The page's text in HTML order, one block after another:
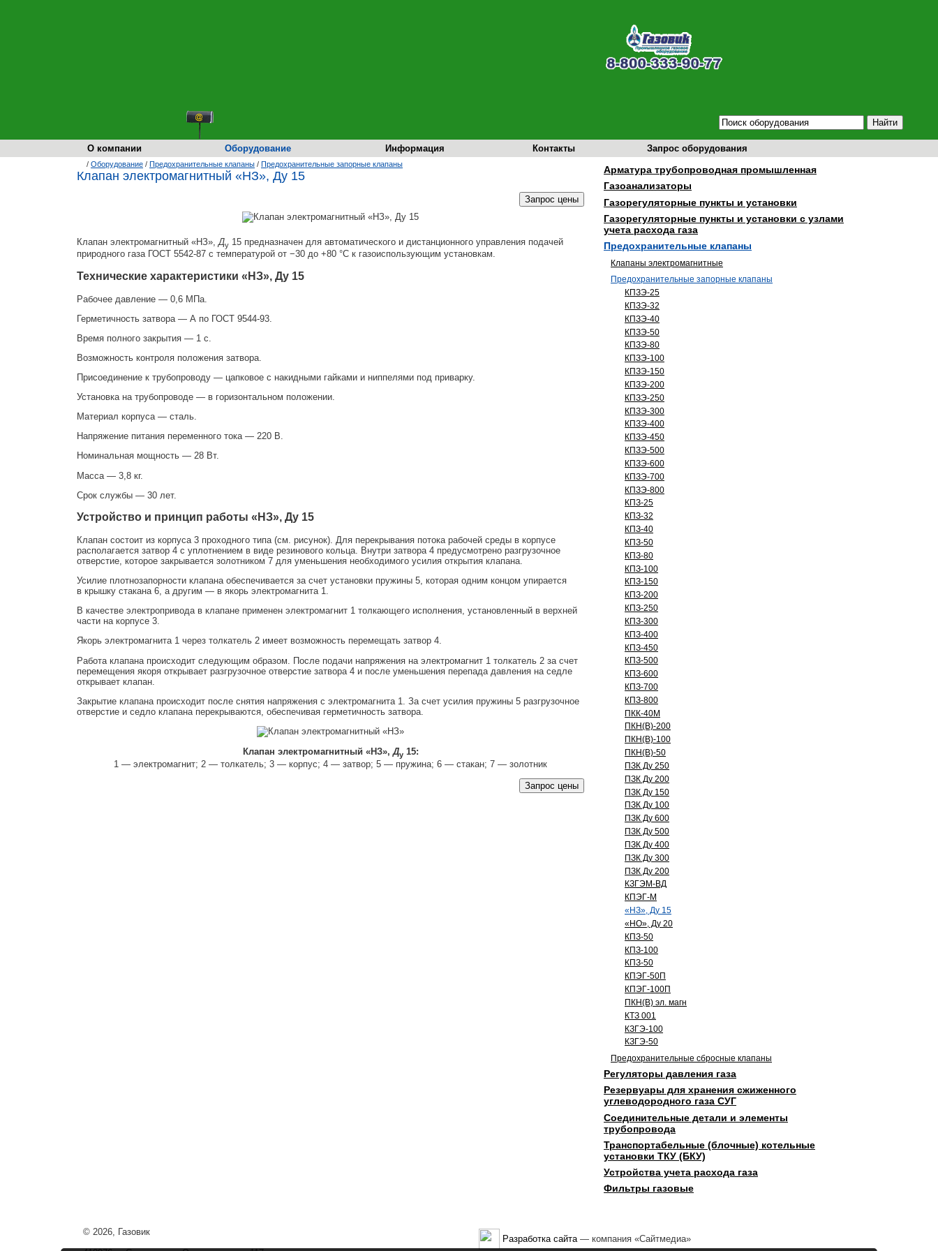
О компании Оборудование Информация Контакты Запрос оборудования
/ Оборудование / Предохранительные клапаны / Предохранительные запорные клапаны
Клапан электромагнитный «НЗ», Ду 15
Клапан электромагнитный «НЗ», Ду 15 предназначен для автоматического и дистанционного управления подачей
природного газа ГОСТ 5542-87 с температурой от −30 до +80 °С к газоиспользующим установкам.
Технические характеристики «НЗ», Ду 15
Рабочее давление — 0,6 МПа.
Герметичность затвора — А по ГОСТ 9544-93.
Время полного закрытия — 1 с.
Возможность контроля положения затвора.
Присоединение к трубопроводу — цапковое с накидными гайками и ниппелями под приварку.
Установка на трубопроводе — в горизонтальном положении.
Материал корпуса — сталь.
Напряжение питания переменного тока — 220 В.
Номинальная мощность — 28 Вт.
Масса — 3,8 кг.
Срок службы — 30 лет.
Устройство и принцип работы «НЗ», Ду 15
Клапан состоит из корпуса 3 проходного типа (см. рисунок). Для перекрывания потока рабочей среды в корпусe
располагается затвор 4 с уплотнением в виде резинового кольца. Внутри затвора 4 предусмотрено разгрузочное
отверстие, которое закрывается золотником 7 для уменьшения необходимого усилия открытия клапана.
Усилие плотнозапорности клапана обеспечивается за счет установки пружины 5, которая одним концом упирается
в крышку стакана 6, а другим — в якорь электромагнита 1.
В качестве электропривода в клапане применен электромагнит 1 толкающего исполнения, установленный в верхней
части на корпусе 3.
Якорь электромагнита 1 через толкатель 2 имеет возможность перемещать затвор 4.
Работа клапана происходит следующим образом. После подачи напряжения на электромагнит 1 толкатель 2 за счет
перемещения якоря открывает разгрузочное отверстие затвора 4 и после уменьшения перепада давления на седле
открывает клапан.
Закрытие клапана происходит после снятия напряжения с электромагнита 1. За счет усилия пружины 5 разгрузочное
отверстие и седло клапана перекрываются, обеспечивая герметичность затвора.
Клапан электромагнитный «НЗ», Ду15:
1 — электромагнит; 2 — толкатель; 3 — корпус; 4 — затвор; 5 — пружина; 6 — стакан; 7 — золотник
Арматура трубопроводная промышленная
Газоанализаторы
Газорегуляторные пункты и установки
Газорегуляторные пункты и установки с узлами
учета расхода газа
Предохранительные клапаны
Клапаны электромагнитные
Предохранительные запорные клапаны
КПЗЭ-25
КПЗЭ-32
КПЗЭ-40
КПЗЭ-50
КПЗЭ-80
КПЗЭ-100
КПЗЭ-150
КПЗЭ-200
КПЗЭ-250
КПЗЭ-300
КПЗЭ-400
КПЗЭ-450
КПЗЭ-500
КПЗЭ-600
КПЗЭ-700
КПЗЭ-800
КПЗ-25
КПЗ-32
КПЗ-40
КПЗ-50
КПЗ-80
КПЗ-100
КПЗ-150
КПЗ-200
КПЗ-250
КПЗ-300
КПЗ-400
КПЗ-450
КПЗ-500
КПЗ-600
КПЗ-700
КПЗ-800
ПКК-40М
ПКН(В)-200
ПКН(В)-100
ПКН(В)-50
ПЗК Ду 250
ПЗК Ду 200
ПЗК Ду 150
ПЗК Ду 100
ПЗК Ду 600
ПЗК Ду 500
ПЗК Ду 400
ПЗК Ду 300
ПЗК Ду 200
КЗГЭМ-ВД
КПЭГ-М
«НЗ», Ду 15
«НО», Ду 20
КПЗ-50
КПЗ-100
КПЗ-50
КПЭГ-50П
КПЭГ-100П
ПКН(В) эл. магн
КТЗ 001
КЗГЭ-100
КЗГЭ-50
Предохранительные сбросные клапаны
Регуляторы давления газа
Резервуары для хранения сжиженного
углеводородного газа СУГ
Соединительные детали и элементы
трубопровода
Транспортабельные (блочные) котельные
установки ТКУ (БКУ)
Устройства учета расхода газа
Фильтры газовые
© 2026, Газовик
Разработка сайта— компания «Сайтмедиа»